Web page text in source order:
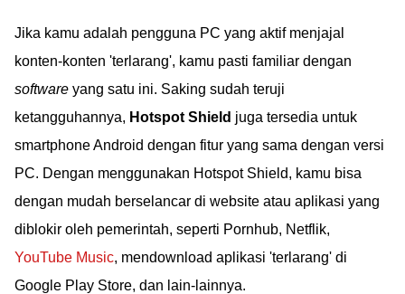
Jika kamu adalah pengguna PC yang aktif menjajal
konten-konten 'terlarang', kamu pasti familiar dengan
software yang satu ini. Saking sudah teruji
ketangguhannya, Hotspot Shield juga tersedia untuk
smartphone Android dengan fitur yang sama dengan versi
PC. Dengan menggunakan Hotspot Shield, kamu bisa
dengan mudah berselancar di website atau aplikasi yang
diblokir oleh pemerintah, seperti Pornhub, Netflik,
YouTube Music, mendownload aplikasi 'terlarang' di
Google Play Store, dan lain-lainnya.